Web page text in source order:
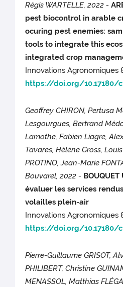
Régis WARTELLE, 2022 -
pest biocontrol in arable
ocuring pest enemies:
tools to integrate this
integrated crop
Innovations Agronomiques
https://doi.org/10.17180/
Geoffrey CHIRON, Pertusa
Lesgourgues, Bertrand
Lamothe, Fabien Liagre,
Tavares, Hélène Gross,
PROTINO, Jean-Marie
Bouvarel, 2022 -
évaluer les services
volailles plein-air
Innovations Agronomiques
https://doi.org/10.17180/
Pierre-Guillaume GRISOT,
PHILIBERT, Christine
MENASSOL, Matthias